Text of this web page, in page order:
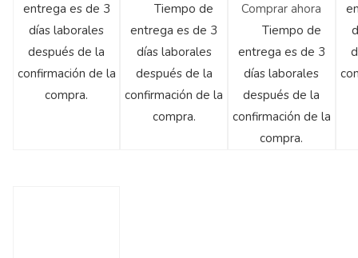
entrega es de 3
días laborales
después de la
confirmación de la
compra.
Tiempo de
entrega es de 3
días laborales
después de la
confirmación de la
compra.
Comprar ahora
Tiempo de
entrega es de 3
días laborales
después de la
confirmación de la
compra.